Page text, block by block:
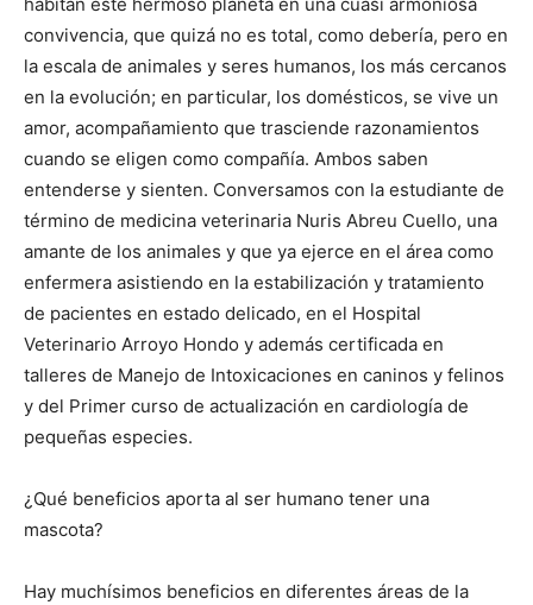
convivencia, que quizá no es total, como debería, pero en
la escala de animales y seres humanos, los más cercanos
en la evolución; en particular, los domésticos, se vive un
amor, acompañamiento que trasciende razonamientos
cuando se eligen como compañía. Ambos saben
entenderse y sienten. Conversamos con la estudiante de
término de medicina veterinaria Nuris Abreu Cuello, una
amante de los animales y que ya ejerce en el área como
enfermera asistiendo en la estabilización y tratamiento
de pacientes en estado delicado, en el Hospital
Veterinario Arroyo Hondo y además certificada en
talleres de Manejo de Intoxicaciones en caninos y felinos
y del Primer curso de actualización en cardiología de
pequeñas especies.
¿Qué beneficios aporta al ser humano tener una
mascota?
Hay muchísimos beneficios en diferentes áreas de la